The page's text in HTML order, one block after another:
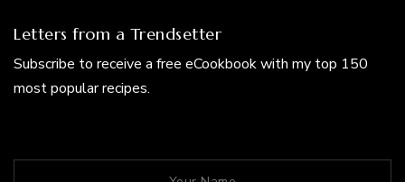
Letters from a Trendsetter
Subscribe to receive a free eCookbook with my top 150
most popular recipes.